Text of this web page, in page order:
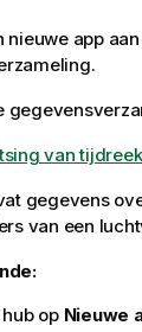
nieuwe app
van
gegevens
van een
op Nieuwe